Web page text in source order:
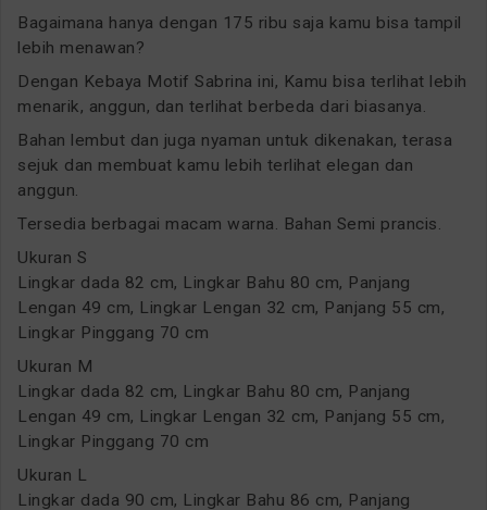
Bagaimana hanya dengan 175 ribu saja kamu bisa tampil
lebih menawan?
Dengan Kebaya Motif Sabrina ini, Kamu bisa terlihat lebih
menarik, anggun, dan terlihat berbeda dari biasanya.
Bahan lembut dan juga nyaman untuk dikenakan, terasa
sejuk dan membuat kamu lebih terlihat elegan dan
anggun.
Tersedia berbagai macam warna. Bahan Semi prancis.
Ukuran S
Lingkar dada 82 cm, Lingkar Bahu 80 cm, Panjang
Lengan 49 cm, Lingkar Lengan 32 cm, Panjang 55 cm,
Lingkar Pinggang 70 cm
Ukuran M
Lingkar dada 82 cm, Lingkar Bahu 80 cm, Panjang
Lengan 49 cm, Lingkar Lengan 32 cm, Panjang 55 cm,
Lingkar Pinggang 70 cm
Ukuran L
Lingkar dada 90 cm, Lingkar Bahu 86 cm, Panjang